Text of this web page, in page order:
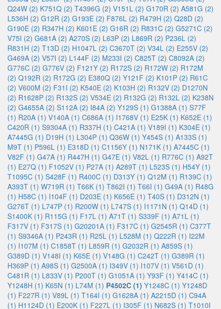
Q24W (2) K751Q (2) T4396G (2) V151L (2) G170R (2) A581G (2)
L536H (2) G12R (2) G193E (2) F876L (2) R479H (2) Q28D (2)
G190E (2) R347H (2) K601E (2) G16R (2) R831C (2) G5271C (2)
V75I (2) G681A (2) A270S (2) L63P (2) L869R (2) P236L (2)
R831H (2) T13D (2) H1047L (2) C3670T (2) V34L (2) E255V (2)
G469A (2) V57I (2) L144F (2) M233I (2) C825T (2) C8092A (2)
G776C (2) G776V (2) F121Y (2) R172S (2) R172W (2) R172M
(2) Q192R (2) R172G (2) E380Q (2) Y121F (2) K101P (2) R61C
(2) V600M (2) F31I (2) K540E (2) K103H (2) R132V (2) D1270N
(2) R1628P (2) R132S (2) V534E (2) R132G (2) R132L (2) K238N
(2) G4655A (2) S112A (2) I84A (2) Y129S (1) G1388A (1) S77F
(1) R20A (1) V140A (1) C686A (1) I1768V (1) E25K (1) K652E (1)
C420R (1) S9304A (1) R337H (1) C421A (1) V189I (1) K304E (1)
A7445G (1) D19H (1) L304P (1) Q36W (1) Y454S (1) A133S (1)
M9T (1) P596L (1) E318D (1) C1156Y (1) N171K (1) A7445C (1)
V82F (1) G47A (1) R447H (1) G47E (1) V82L (1) R776C (1) A92T
(1) E27Q (1) F1052V (1) P27A (1) A289T (1) L523S (1) H54Y (1)
T1095C (1) S428F (1) R400C (1) D313Y (1) Q12M (1) R139C (1)
A393T (1) W719R (1) T66K (1) T862I (1) T66I (1) G49A (1) R48G
(1) H58C (1) I104F (1) D203E (1) K656E (1) T40S (1) D312N (1)
G276T (1) L747P (1) R200W (1) L747S (1) I1171N (1) Q14D (1)
S1400K (1) R115G (1) F17L (1) A71T (1) S339F (1) A71L (1)
F317V (1) F317S (1) G20201A (1) F317C (1) G2545R (1) C377T
(1) S9346A (1) P243R (1) R25L (1) L528M (1) Q222R (1) I22M
(1) I107M (1) C1858T (1) L859R (1) G2032R (1) A859S (1)
G389D (1) V148I (1) K65E (1) V148G (1) C242T (1) G389R (1)
H369P (1) A98S (1) G2500A (1) I349V (1) I107V (1) V561D (1)
C481R (1) L833V (1) P200T (1) G1051A (1) Y93F (1) Y414C (1)
Y1248H (1) K65N (1) L74M (1) P4502C (1) Y1248C (1) Y1248D
(1) F227R (1) V89L (1) T164I (1) G1628A (1) A2215D (1) C94A
(1) H1124D (1) E200K (1) F227L (1) I305F (1) N682S (1) T1010I